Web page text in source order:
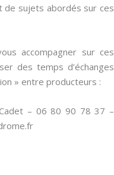
de sujets abordés sur ces
accompagner sur ces
des temps d’échanges
» entre producteurs :
– 06 80 90 78 37 –